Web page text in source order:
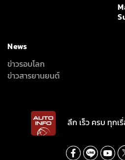
News
ข่าวรอบโลก
ข่าวสารยานยนต์
ลึก เร็ว ครบ ทุก